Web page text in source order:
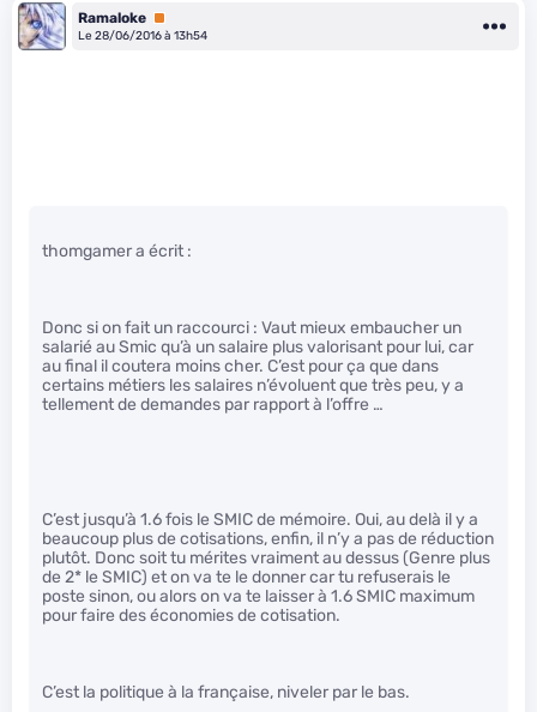
Ramaloke Premium
Le 28/06/2016 à 13h54
thomgamer a écrit :
Donc si on fait un raccourci : Vaut mieux embaucher un
salarié au Smic qu’à un salaire plus valorisant pour lui, car
au final il coutera moins cher. C’est pour ça que dans
certains métiers les salaires n’évoluent que très peu, y a
tellement de demandes par rapport à l’offre …
C’est jusqu’à 1.6 fois le SMIC de mémoire. Oui, au delà il y a
beaucoup plus de cotisations, enfin, il n’y a pas de réduction
plutôt. Donc soit tu mérites vraiment au dessus (Genre plus
de 2* le SMIC) et on va te le donner car tu refuserais le
poste sinon, ou alors on va te laisser à 1.6 SMIC maximum
pour faire des économies de cotisation.
C’est la politique à la française, niveler par le bas.